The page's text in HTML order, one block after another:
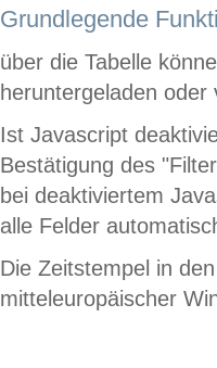
Grundlegende
über die Tabelle
heruntergeladen oder
Ist Javascript
Bestätigung des
bei deaktiviertem
alle Felder
Die Zeitstempel in
mitteleuropäischer